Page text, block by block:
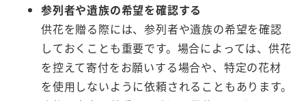
参列者や遺族の希望を確認する
供花を贈る際には、参列者や遺族の希望を確認
しておくことも重要です。場合によっては、供花
を控えて寄付をお願いする場合や、特定の花材
を使用しないように依頼されることもあります。